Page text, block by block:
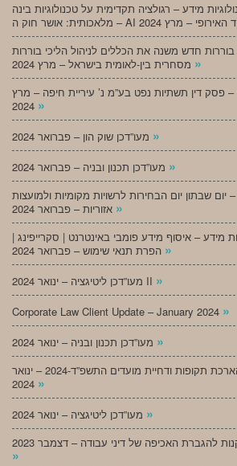
מידע – רגולציה תקדימית על טכנולוגיות בינה
בוררות חדש משנה את הכללים לניהול הליכי בוררות
»
– פסק דין תשתיות נפט בע”מ נ’ עיריית חיפה – מרץ
»
»
»
יום שבתון יום הבחירות לרשויות מקומיות ולמועצות
»
מידע – איסוף מידע פומבי באינטרנט | סקרייפינג |
»
מעו”דכן ליטיגציה – ינואר 2024 II »
Corporate Law Client Update – January 2024 »
»
מעו”דכן רגולציה – צו הארכת תקופות ודחיית מועדים התשפ”ד-2024 – ינואר
»
»
להגברת האכיפה של דיני עבודה – דצמבר 2023
»